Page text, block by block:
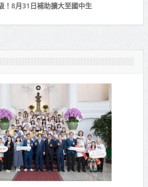
！8月31日補助擴大至國中生